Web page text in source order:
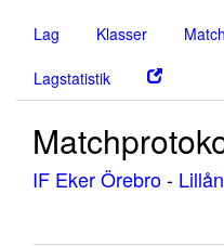
Lag Klasser
Lagstatistik
IF Eker Örebro-